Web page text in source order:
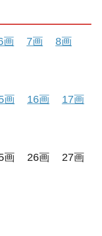
画 7画
8画
画 16画
17画
画 26画
27画